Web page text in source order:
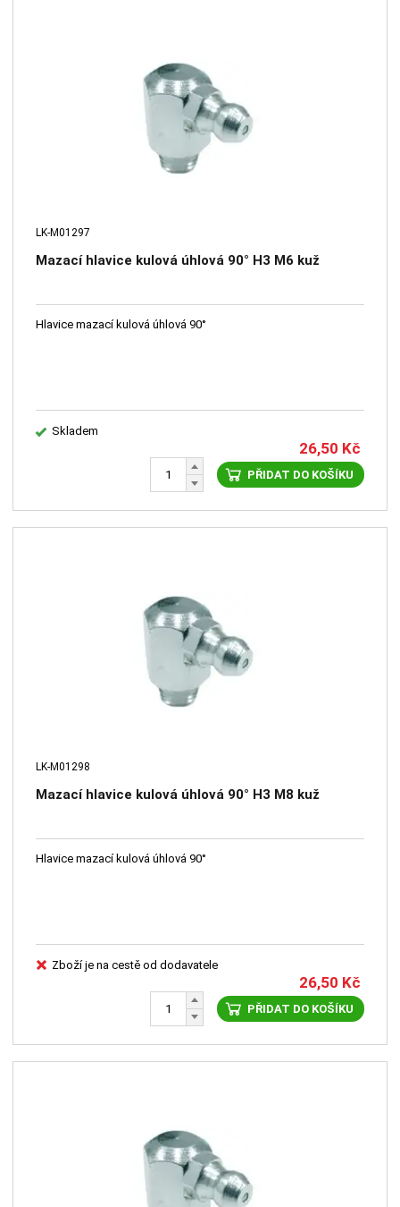
LK-M01297
Mazací hlavice kulová úhlová 90° H3 M6 kuž
Hlavice mazací kulová úhlová 90°
Skladem
26,50 Kč
PŘIDAT DO KOŠÍKU
LK-M01298
Mazací hlavice kulová úhlová 90° H3 M8 kuž
Hlavice mazací kulová úhlová 90°
Zboží je na cestě od dodavatele
26,50 Kč
PŘIDAT DO KOŠÍKU